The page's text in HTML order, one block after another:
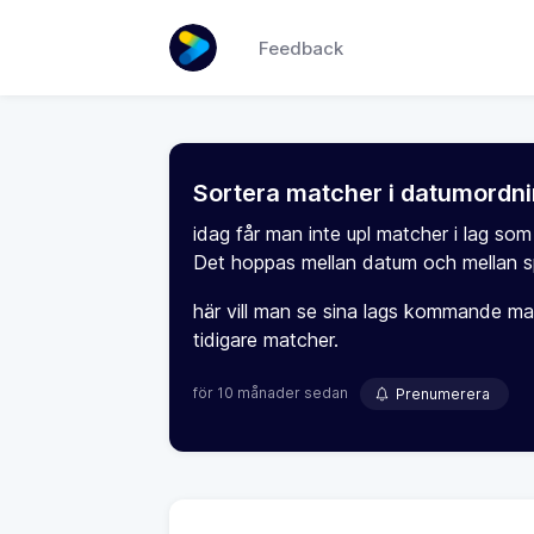
Feedback
Sortera matcher i
idag får man inte upl matcher i lag
Det hoppas mellan datum och mellan
här vill man se sina lags kommande
tidigare matcher.
för 10 månader sedan Prenumerera